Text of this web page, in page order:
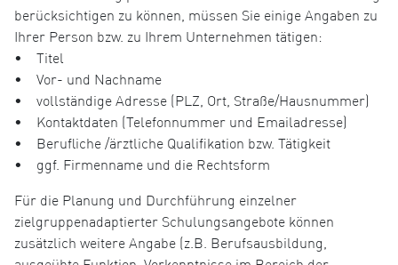
berücksichtigen zu können, müssen Sie einige Angaben zu
Ihrer Person bzw. zu Ihrem Unternehmen tätigen:
• Titel
• Vor- und Nachname
• vollständige Adresse (PLZ, Ort, Straße/Hausnummer)
• Kontaktdaten (Telefonnummer und Emailadresse)
• Berufliche /ärztliche Qualifikation bzw. Tätigkeit
• ggf. Firmenname und die Rechtsform
Für die Planung und Durchführung einzelner
zielgruppenadaptierter Schulungsangebote können
zusätzlich weitere Angabe (z.B. Berufsausbildung,